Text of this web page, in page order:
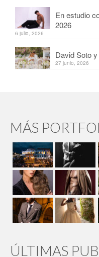
En estudio
2026
6 julio, 2026
David Soto
27 junio, 2026
MÁS
ÚLTIMAS